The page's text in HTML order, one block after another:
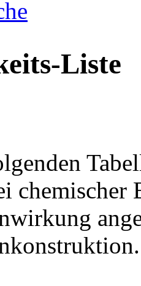
Liste
chemischer